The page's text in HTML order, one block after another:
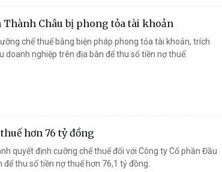
Châu bị phong tỏa tài khoản
chế thuế bằng biện pháp phong tỏa tài khoản, trích
doanh nghiệp trên địa bàn để thu số tiền nợ thuế.
hơn 76 tỷ đồng
quyết định cưỡng chế thuế đối với Công ty Cổ phần Đầu
thu số tiền nợ thuế hơn 76,1 tỷ đồng.